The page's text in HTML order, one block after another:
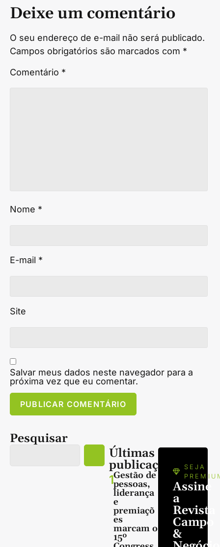
Deixe um comentário
O seu endereço de e-mail não será publicado.
Campos obrigatórios são marcados com *
Comentário *
Nome *
E-mail *
Site
Salvar meus dados neste navegador para a
próxima vez que eu comentar.
Pesquisar
Últimas
publicações
1Gestão de
pessoas,
liderança
e
premiaçõ
es
marcam o
15º
SEJA
Assine
a
Revista
Campo
&